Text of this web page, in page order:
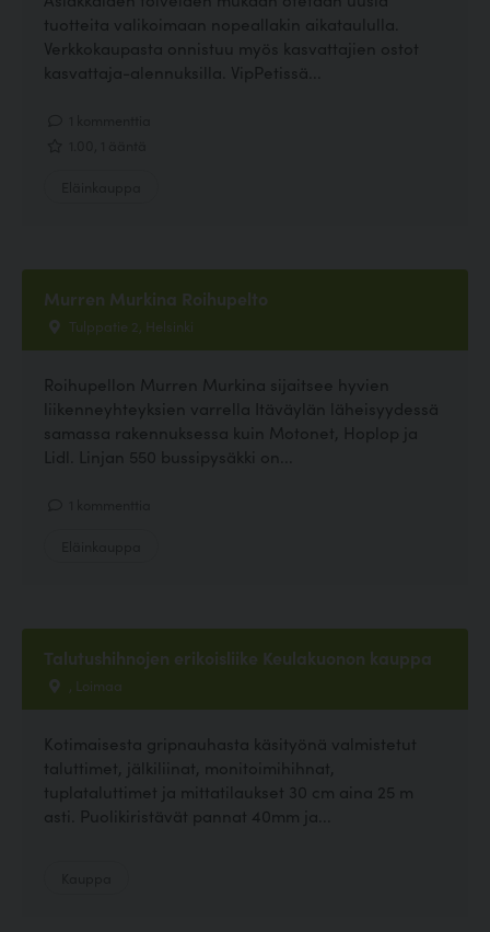
tuotteita valikoimaan nopeallakin aikataululla.
Verkkokaupasta onnistuu myös kasvattajien ostot
kasvattaja-alennuksilla. VipPetissä...
Murren Murkina Roihupelto
Tulppatie 2, Helsinki
Roihupellon Murren Murkina sijaitsee hyvien
liikenneyhteyksien varrella Itäväylän läheisyydessä
samassa rakennuksessa kuin Motonet, Hoplop ja
Lidl. Linjan 550 bussipysäkki on...
Talutushihnojen erikoisliike Keulakuonon kauppa
, Loimaa
Kotimaisesta gripnauhasta käsityönä valmistetut
taluttimet, jälkiliinat, monitoimihihnat,
tuplataluttimet ja mittatilaukset 30 cm aina 25 m
asti. Puolikiristävät pannat 40mm ja...